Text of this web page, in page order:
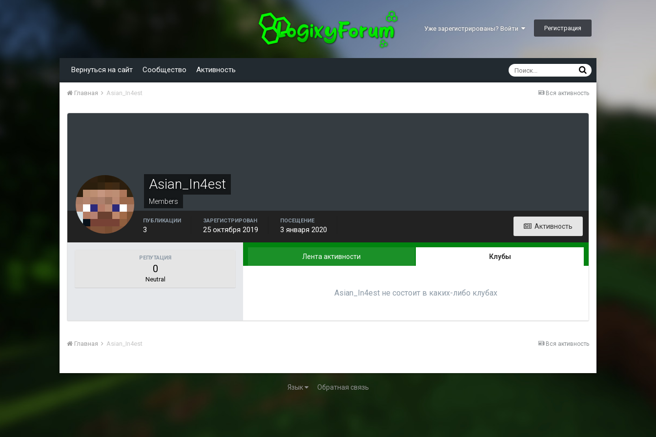
Уже зарегистрированы? Войти Регистрация
Вернуться на сайт Сообщество Активность
Вся активность
Главная Asian_In4est
Asian_In4est
Members
Активность
ПУБЛИКАЦИИ
3
ЗАРЕГИСТРИРОВАН
25 октября 2019
ПОСЕЩЕНИЕ
3 января 2020
РЕПУТАЦИЯ
0
Neutral
Лента активности Клубы
Asian_In4est не состоит в каких-либо клубах
Вся активность
Главная Asian_In4est
Язык Обратная связь